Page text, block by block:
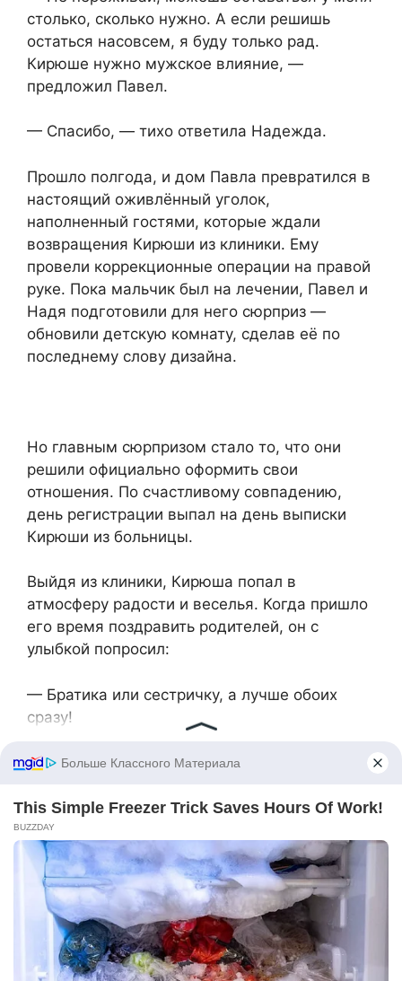
столько, сколько нужно. А если решишь
остаться насовсем, я буду только рад.
Кирюше нужно мужское влияние, —
предложил Павел.
— Спасибо, — тихо ответила Надежда.
Прошло полгода, и дом Павла превратился в
настоящий оживлённый уголок,
наполненный гостями, которые ждали
возвращения Кирюши из клиники. Ему
провели коррекционные операции на правой
руке. Пока мальчик был на лечении, Павел и
Надя подготовили для него сюрприз —
обновили детскую комнату, сделав её по
последнему слову дизайна.
Но главным сюрпризом стало то, что они
решили официально оформить свои
отношения. По счастливому совпадению,
день регистрации выпал на день выписки
Кирюши из больницы.
Выйдя из клиники, Кирюша попал в
атмосферу радости и веселья. Когда пришло
его время поздравить родителей, он с
улыбкой попросил:
— Братика или сестричку, а лучше обоих
сразу!
Теперь правая ручка Кирюши ничем не
своим родителям, сколько захочет.